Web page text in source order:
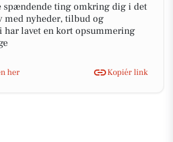
spændende ting omkring dig i det
med nyheder, tilbud og
har lavet en kort opsummering
her Kopiér link